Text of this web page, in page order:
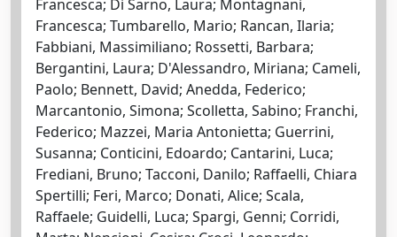
Francesca; Di Sarno, Laura; Montagnani,
Francesca; Tumbarello, Mario; Rancan, Ilaria;
Fabbiani, Massimiliano; Rossetti, Barbara;
Bergantini, Laura; D'Alessandro, Miriana; Cameli,
Paolo; Bennett, David; Anedda, Federico;
Marcantonio, Simona; Scolletta, Sabino; Franchi,
Federico; Mazzei, Maria Antonietta; Guerrini,
Susanna; Conticini, Edoardo; Cantarini, Luca;
Frediani, Bruno; Tacconi, Danilo; Raffaelli, Chiara
Spertilli; Feri, Marco; Donati, Alice; Scala,
Raffaele; Guidelli, Luca; Spargi, Genni; Corridi,